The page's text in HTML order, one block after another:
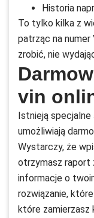
Historia
To tylko kilka z
patrząc na numer
zrobić, nie
vin
Istnieją
umożliwiają
Wystarczy, że
otrzymasz raport
informacje o
rozwiązanie,
które zamierzasz